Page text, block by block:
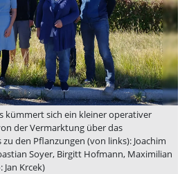
kümmert sich ein kleiner operativer
der Vermarktung über das
den Pflanzungen (von links): Joachim
Soyer, Birgitt Hofmann, Maximilian
Jan Krcek)